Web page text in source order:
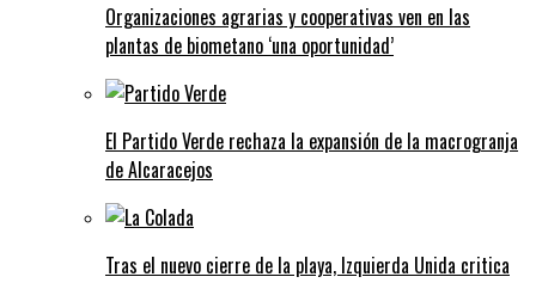
Organizaciones agrarias y cooperativas ven en las
plantas de biometano ‘una oportunidad’
El Partido Verde rechaza la expansión de la macrogranja
de Alcaracejos
Tras el nuevo cierre de la playa, Izquierda Unida critica